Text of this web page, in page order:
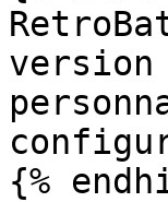
version
{%